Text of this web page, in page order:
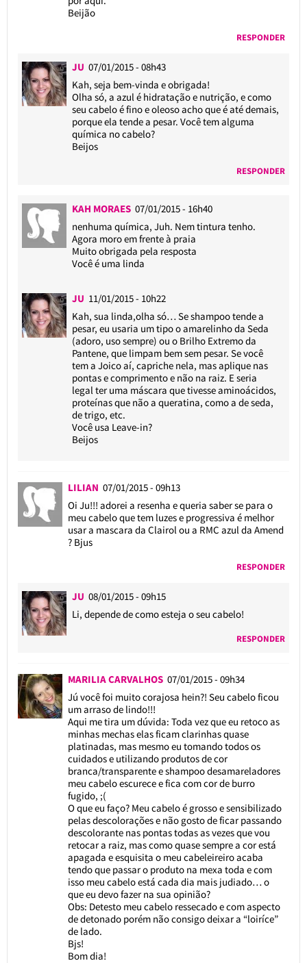
Beijão
RESPONDER
JU 07/01/2015 - 08h43
Kah, seja bem-vinda e obrigada!
Olha só, a azul é hidratação e nutrição, e como
seu cabelo é fino e oleoso acho que é até demais,
porque ela tende a pesar. Você tem alguma
química no cabelo?
Beijos
RESPONDER
KAH MORAES07/01/2015 - 16h40
nenhuma química, Juh. Nem tintura tenho.
Agora moro em frente à praia
Muito obrigada pela resposta
Você é uma linda
JU 11/01/2015 - 10h22
Kah, sua linda,olha só… Se shampoo tende a
pesar, eu usaria um tipo o amarelinho da Seda
(adoro, uso sempre) ou o Brilho Extremo da
Pantene, que limpam bem sem pesar. Se você
tem a Joico aí, capriche nela, mas aplique nas
pontas e comprimento e não na raiz. E seria
legal ter uma máscara que tivesse aminoácidos,
proteínas que não a queratina, como a de seda,
de trigo, etc.
Você usa Leave-in?
Beijos
LILIAN 07/01/2015 - 09h13
Oi Ju!!! adorei a resenha e queria saber se para o
meu cabelo que tem luzes e progressiva é melhor
usar a mascara da Clairol ou a RMC azul da Amend
? Bjus
RESPONDER
JU 08/01/2015 - 09h15
Li, depende de como esteja o seu cabelo!
RESPONDER
MARILIA CARVALHOS 07/01/2015 - 09h34
Jú você foi muito corajosa hein?! Seu cabelo ficou
um arraso de lindo!!!
Aqui me tira um dúvida: Toda vez que eu retoco as
minhas mechas elas ficam clarinhas quase
platinadas, mas mesmo eu tomando todos os
cuidados e utilizando produtos de cor
branca/transparente e shampoo desamareladores
meu cabelo escurece e fica com cor de burro
fugido, ;(
O que eu faço? Meu cabelo é grosso e sensibilizado
pelas descolorações e não gosto de ficar passando
descolorante nas pontas todas as vezes que vou
retocar a raiz, mas como quase sempre a cor está
apagada e esquisita o meu cabeleireiro acaba
tendo que passar o produto na mexa toda e com
isso meu cabelo está cada dia mais judiado… o
que eu devo fazer na sua opinião?
Obs: Detesto meu cabelo ressecado e com aspecto
de detonado porém não consigo deixar a “loiríce”
de lado.
Bjs!
Bom dia!